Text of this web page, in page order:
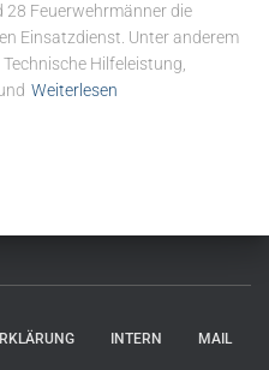
28 Feuerwehrmänner die
Einsatzdienst. Unter anderem
Hilfeleistung,
Weiterlesen
INTERN MAIL